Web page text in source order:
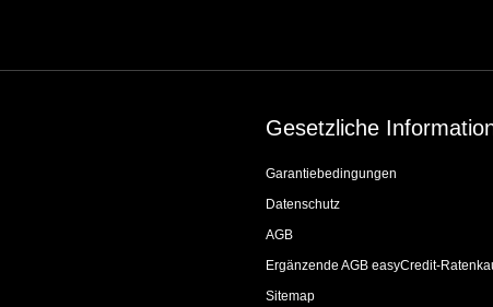
Gesetzliche
Garantiebedingungen
Datenschutz
AGB
Ergänzende AGB easyCredit-
Sitemap